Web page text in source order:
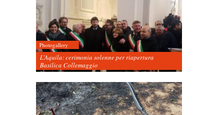
Photogallery
L’Aquila: cerimonia solenne per riapertura
Basilica Collemaggio